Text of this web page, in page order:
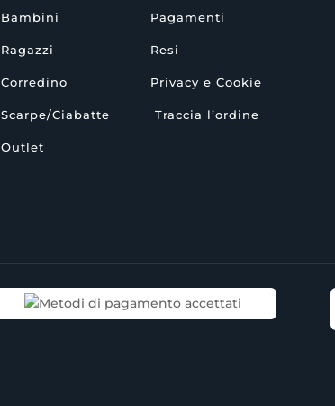
Bambini
Ragazzi
Corredino
Scarpe/Ciabatte
Outlet
Pagamenti
Resi
Privacy e Cookie
Traccia l’ordine